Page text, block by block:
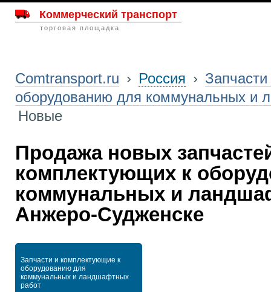
Коммерческий транспорт
торговая площадка
Comtransport.ru › Россия ›
оборудованию для коммунальных и
Новые
Продажа новых
комплектующих к
коммунальных и
Анжеро-Судженске
Запчасти и комплектующие к
оборудованию для
коммунальных и ландшафтных
работ